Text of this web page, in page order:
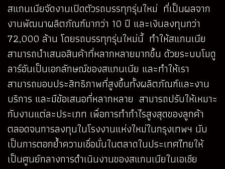
สแกนเนียจัดงานเปิดตัวรถบรรทุกรุ่นใหม่ ที่เป็นผลจาก
งานพัฒนาผลิตภัณฑ์มากว่า 10 ปี และเงินลงทุนกว่า
72,000 ล้าน โดยรถบรรทุกรุ่นใหม่นี้ ทำให้สแกนเนีย
สามารถนำเสนอสินค้าที่หลากหลายมากขึ้น ด้วยระบบโมดู
ลาร์อันเป็นเอกลักษณ์ของสแกนเนีย และทำให้เรา
สามารถมอบประสิทธิภาพที่สูงขึ้นทั้งผลิตภัณฑ์และงาน
บริการ และมีข้อเสนอที่หลากหลาย สามารถปรับให้เหมาะ
กับงานแต่ละประเภท เพื่อการทำกำไรสูงสุดของลูกค้า
ตลอดจนการลงทุนในโรงงานแห่งใหม่ในกรุงเทพฯ นับ
เป็นการตอกย้ำความเชื่อมั่นในตลาดในประเทศไทยให้
เป็นศูนย์กลางการดำเนินงานของสแกนเนียในเอเชีย